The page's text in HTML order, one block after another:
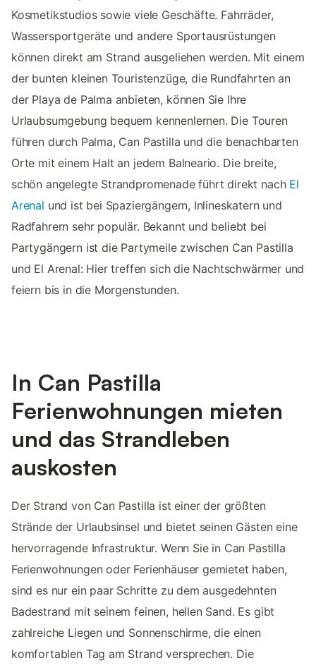
Kosmetikstudios sowie viele Geschäfte. Fahrräder,
Wassersportgeräte und andere Sportausrüstungen
können direkt am Strand ausgeliehen werden. Mit einem
der bunten kleinen Touristenzüge, die Rundfahrten an
der Playa de Palma anbieten, können Sie Ihre
Urlaubsumgebung bequem kennenlernen. Die Touren
führen durch Palma, Can Pastilla und die benachbarten
Orte mit einem Halt an jedem Balneario. Die breite,
schön angelegte Strandpromenade führt direkt nach El
Arenal und ist bei Spaziergängern, Inlineskatern und
Radfahrern sehr populär. Bekannt und beliebt bei
Partygängern ist die Partymeile zwischen Can Pastilla
und El Arenal: Hier treffen sich die Nachtschwärmer und
feiern bis in die Morgenstunden.
In Can Pastilla
Ferienwohnungen mieten
und das Strandleben
auskosten
Der Strand von Can Pastilla ist einer der größten
Strände der Urlaubsinsel und bietet seinen Gästen eine
hervorragende Infrastruktur. Wenn Sie in Can Pastilla
Ferienwohnungen oder Ferienhäuser gemietet haben,
sind es nur ein paar Schritte zu dem ausgedehnten
Badestrand mit seinem feinen, hellen Sand. Es gibt
zahlreiche Liegen und Sonnenschirme, die einen
komfortablen Tag am Strand versprechen. Die